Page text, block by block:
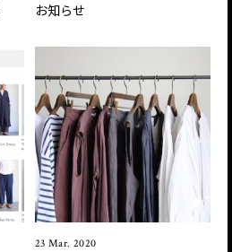
お知らせ
23 Mar. 2020